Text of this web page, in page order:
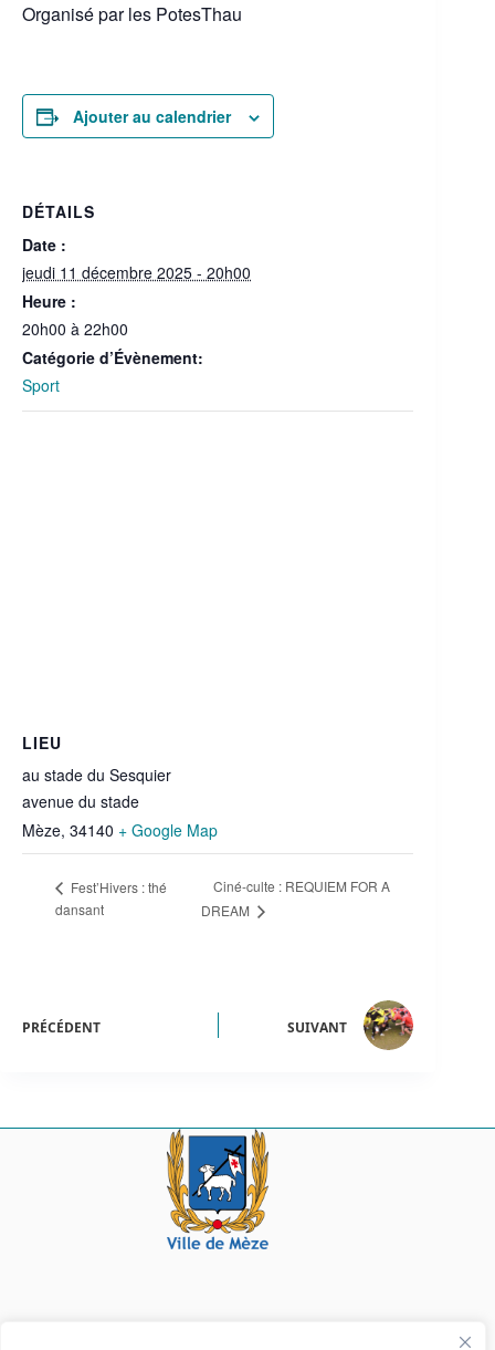
Organisé par les PotesThau
Ajouter au calendrier
DÉTAILS
Date :
jeudi 11 décembre 2025 - 20h00
Heure :
20h00 à 22h00
Catégorie d’Évènement:
Sport
LIEU
au stade du Sesquier
avenue du stade
Mèze, 34140 + Google Map
Fest’Hivers : thé
dansant
Ciné-culte : REQUIEM FOR A
DREAM
PRÉCÉDENT SUIVANT